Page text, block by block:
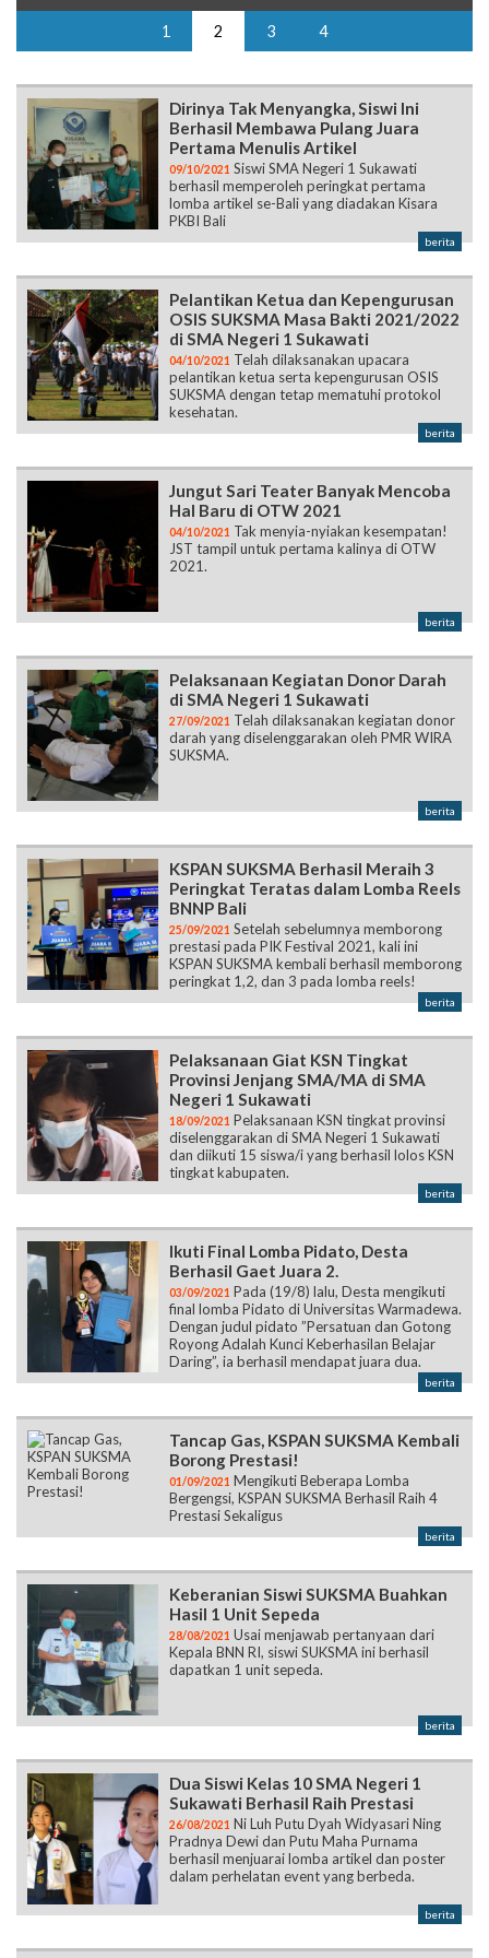
1 2 3 4
Dirinya Tak Menyangka, Siswi Ini
Berhasil Membawa Pulang Juara
Pertama Menulis Artikel
09/10/2021 Siswi SMA Negeri 1 Sukawati
berhasil memperoleh peringkat pertama
lomba artikel se-Bali yang diadakan Kisara
PKBI Bali
berita
Pelantikan Ketua dan Kepengurusan
OSIS SUKSMA Masa Bakti 2021/2022
di SMA Negeri 1 Sukawati
04/10/2021 Telah dilaksanakan upacara
pelantikan ketua serta kepengurusan OSIS
SUKSMA dengan tetap mematuhi protokol
kesehatan.
berita
Jungut Sari Teater Banyak Mencoba
Hal Baru di OTW 2021
04/10/2021 Tak menyia-nyiakan kesempatan!
JST tampil untuk pertama kalinya di OTW
2021.
berita
Pelaksanaan Kegiatan Donor Darah
di SMA Negeri 1 Sukawati
27/09/2021 Telah dilaksanakan kegiatan donor
darah yang diselenggarakan oleh PMR WIRA
SUKSMA.
berita
KSPAN SUKSMA Berhasil Meraih 3
Peringkat Teratas dalam Lomba Reels
BNNP Bali
25/09/2021 Setelah sebelumnya memborong
prestasi pada PIK Festival 2021, kali ini
KSPAN SUKSMA kembali berhasil memborong
peringkat 1,2, dan 3 pada lomba reels!
berita
Pelaksanaan Giat KSN Tingkat
Provinsi Jenjang SMA/MA di SMA
Negeri 1 Sukawati
18/09/2021 Pelaksanaan KSN tingkat provinsi
diselenggarakan di SMA Negeri 1 Sukawati
dan diikuti 15 siswa/i yang berhasil lolos KSN
tingkat kabupaten.
berita
Ikuti Final Lomba Pidato, Desta
Berhasil Gaet Juara 2.
03/09/2021 Pada (19/8) lalu, Desta mengikuti
final lomba Pidato di Universitas Warmadewa.
Dengan judul pidato ”Persatuan dan Gotong
Royong Adalah Kunci Keberhasilan Belajar
Daring”, ia berhasil mendapat juara dua.
berita
Tancap Gas, KSPAN SUKSMA Kembali
Borong Prestasi!
01/09/2021 Mengikuti Beberapa Lomba
Bergengsi, KSPAN SUKSMA Berhasil Raih 4
Prestasi Sekaligus
berita
Keberanian Siswi SUKSMA Buahkan
Hasil 1 Unit Sepeda
28/08/2021 Usai menjawab pertanyaan dari
Kepala BNN RI, siswi SUKSMA ini berhasil
dapatkan 1 unit sepeda.
berita
Dua Siswi Kelas 10 SMA Negeri 1
Sukawati Berhasil Raih Prestasi
26/08/2021 Ni Luh Putu Dyah Widyasari Ning
Pradnya Dewi dan Putu Maha Purnama
berhasil menjuarai lomba artikel dan poster
dalam perhelatan event yang berbeda.
berita